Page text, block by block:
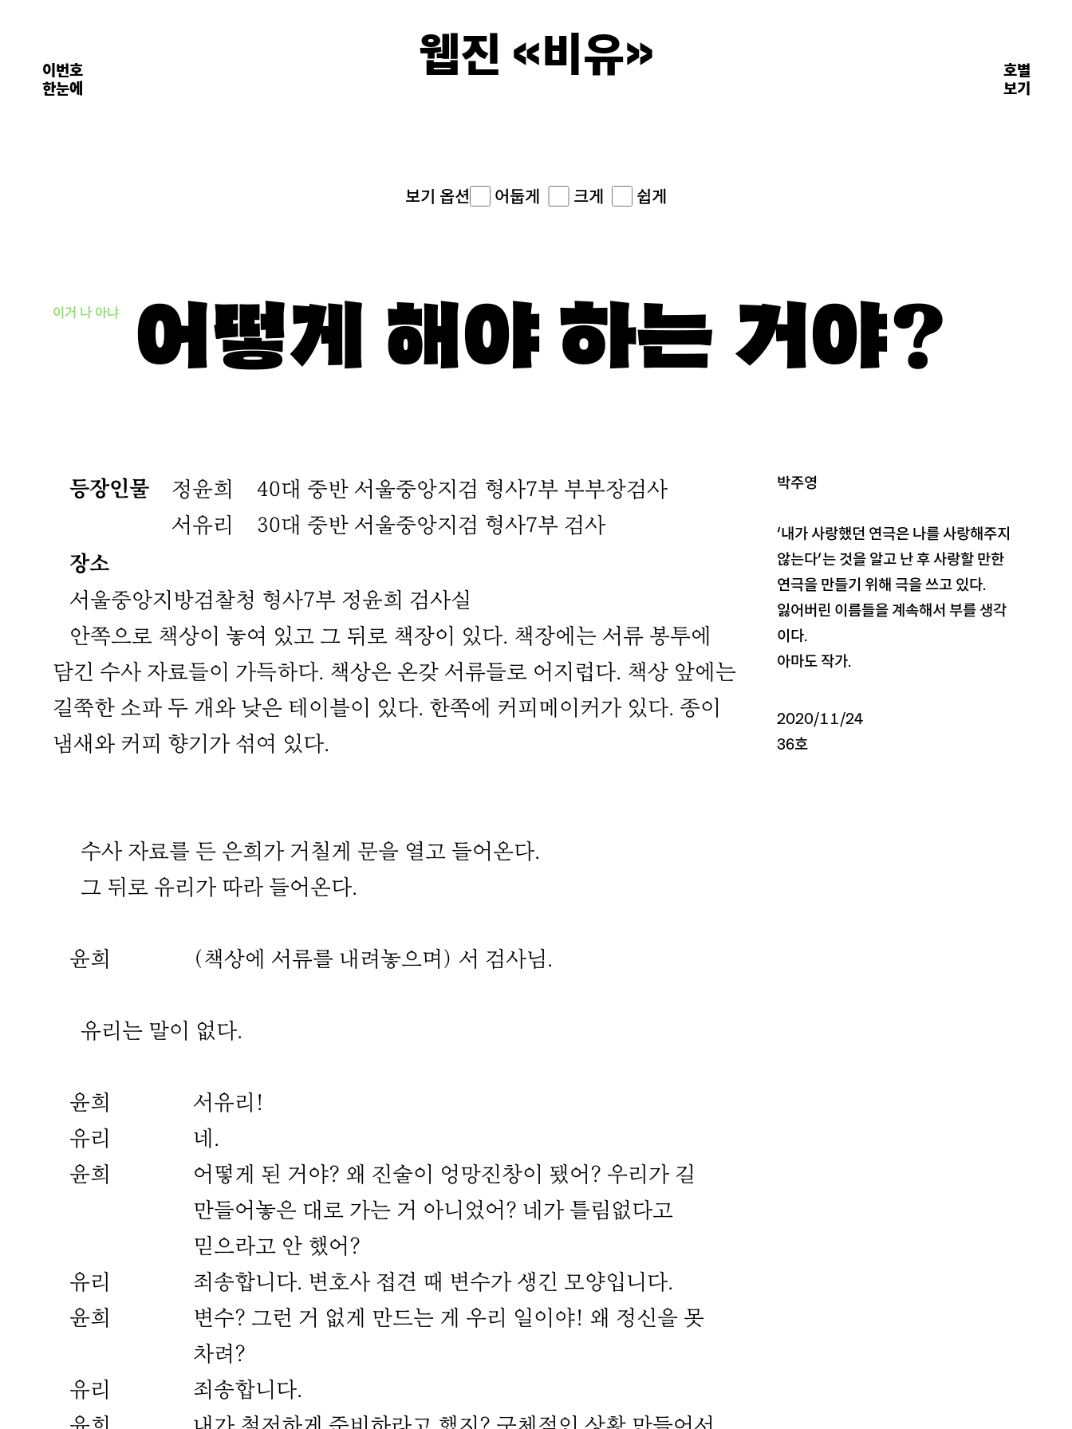
웹진 《비유》
이번호
한눈에
호별
보기
보기 옵션 어둡게 크게 쉽게
이거 나 아냐 어떻게 해야 하는 거야?
등장인물 정윤희
40대 중반 서울중앙지검 형사7부 부부장검사
서유리
30대 중반 서울중앙지검 형사7부 검사
장소
서울중앙지방검찰청 형사7부 정윤희 검사실
안쪽으로 책상이 놓여 있고 그 뒤로 책장이 있다. 책장에는 서류 봉투에
담긴 수사 자료들이 가득하다. 책상은 온갖 서류들로 어지럽다. 책상 앞에는
길쭉한 소파 두 개와 낮은 테이블이 있다. 한쪽에 커피메이커가 있다. 종이
냄새와 커피 향기가 섞여 있다.
수사 자료를 든 은희가 거칠게 문을 열고 들어온다.
그 뒤로 유리가 따라 들어온다.
윤희 (책상에 서류를 내려놓으며) 서 검사님.
유리는 말이 없다.
윤희
서유리!
유리
네.
윤희
어떻게 된 거야? 왜 진술이 엉망진창이 됐어? 우리가 길
만들어놓은 대로 가는 거 아니었어? 네가 틀림없다고
믿으라고 안 했어?
유리
죄송합니다. 변호사 접견 때 변수가 생긴 모양입니다.
윤희
변수? 그런 거 없게 만드는 게 우리 일이야! 왜 정신을 못
차려?
유리
죄송합니다.
박주영
‘내가 사랑했던 연극은 나를 사랑해주지
않는다’는 것을 알고 난 후 사랑할 만한
연극을 만들기 위해 극을 쓰고 있다.
잃어버린 이름들을 계속해서 부를 생각
이다.
아마도 작가.
2020/11/24
36호